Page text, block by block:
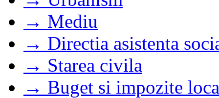
→ Mediu
→ Directia asistenta
→ Starea civila
→ Buget si impozite